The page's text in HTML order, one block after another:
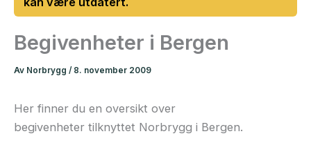
Begivenheter i Bergen
Av Norbrygg / 8. november 2009
Her finner du en oversikt over
begivenheter tilknyttet Norbrygg i Bergen.